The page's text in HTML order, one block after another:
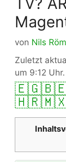
von Nils
Zuletzt
um 9:12 Uhr.
🇪🇬
🇭🇷